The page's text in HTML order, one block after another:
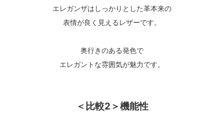
エレガンザはしっかりとした革本来の
表情が良く見えるレザーです。
奥行きのある発色で
エレガントな雰囲気が魅力です。
＜比較2＞機能性